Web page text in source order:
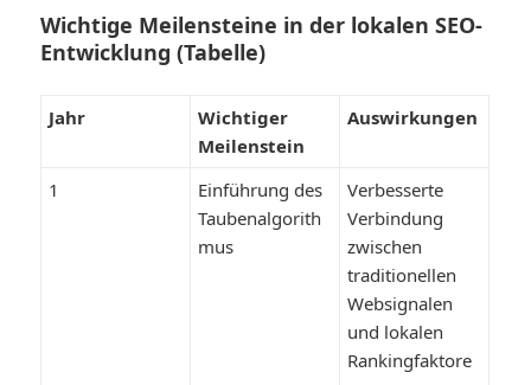
Wichtige Meilensteine ​​in der lokalen SEO-
Entwicklung (Tabelle)
Jahr
Wichtiger
Meilenstein
Auswirkungen
1
Einführung des
Taubenalgorith
mus
Verbesserte
Verbindung
zwischen
traditionellen
Websignalen
und lokalen
Rankingfaktore